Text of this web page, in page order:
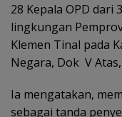
28 Kepala OPD dari
lingkungan
Klemen Tinal pada
Negara, Dok V
Ia mengatakan,
sebagai tanda